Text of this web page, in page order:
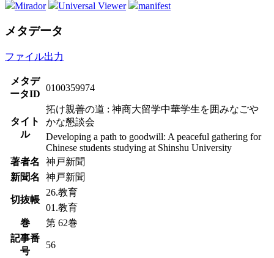
Mirador Universal Viewer manifest
メタデータ
ファイル出力
メタデ
ータID
0100359974
タイト
ル
拓け親善の道 : 神商大留学中華学生を囲みなごや
かな懇談会
Developing a path to goodwill: A peaceful gathering for
Chinese students studying at Shinshu University
著者名
神戸新聞
新聞名
神戸新聞
切抜帳
26.教育
01.教育
巻
第 62巻
記事番
号
56